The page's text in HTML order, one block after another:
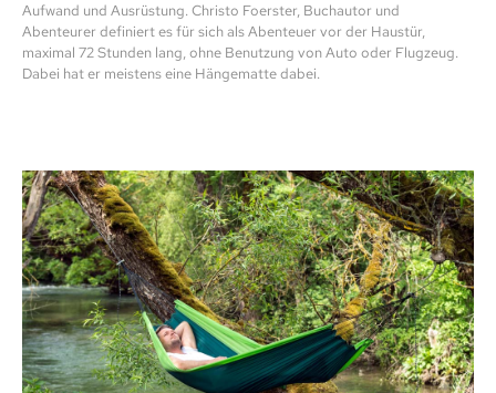
Aufwand und Ausrüstung. Christo Foerster, Buchautor und
Abenteurer definiert es für sich als Abenteuer vor der Haustür,
maximal 72 Stunden lang, ohne Benutzung von Auto oder Flugzeug.
Dabei hat er meistens eine Hängematte dabei.